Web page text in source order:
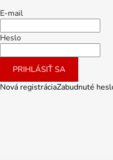
E-mail
Heslo
PRIHLÁSIŤ SA
Nová registráciaZabudnuté